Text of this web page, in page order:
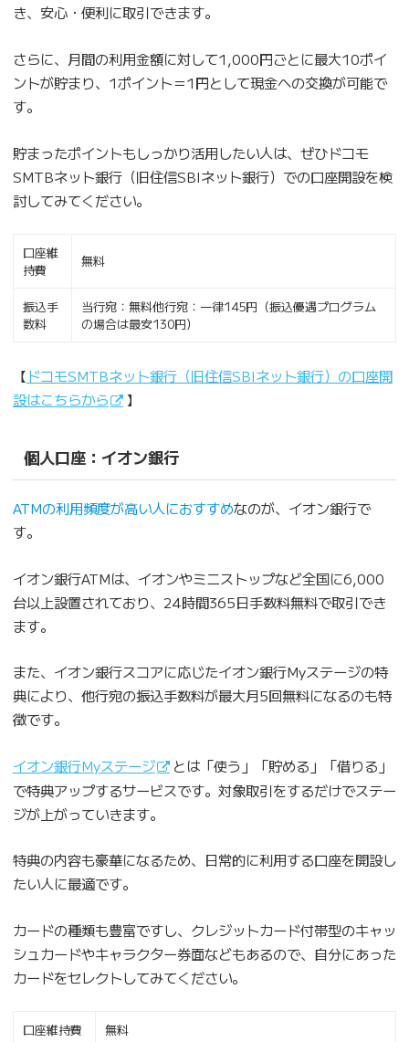
き、安心・便利に取引できます。
さらに、月間の利用金額に対して1,000円ごとに最大10ポイ
ントが貯まり、1ポイント＝1円として現金への交換が可能で
す。
貯まったポイントもしっかり活用したい人は、ぜひドコモ
SMTBネット銀行（旧住信SBIネット銀行）での口座開設を検
討してみてください。
口座維
持費
無料
振込手
数料
当行宛：無料他行宛：一律145円（振込優遇プログラム
の場合は最安130円）
【ドコモSMTBネット銀行（旧住信SBIネット銀行）の口座開
設はこちらから
】
個人口座：イオン銀行
ATMの利用頻度が高い人におすすめなのが、イオン銀行で
す。
イオン銀行ATMは、イオンやミニストップなど全国に6,000
台以上設置されており、24時間365日手数料無料で取引でき
ます。
また、イオン銀行スコアに応じたイオン銀行Myステージの特
典により、他行宛の振込手数料が最大月5回無料になるのも特
徴です。
イオン銀行Myステージ
とは「使う」「貯める」「借りる」
で特典アップするサービスです。対象取引をするだけでステー
ジが上がっていきます。
特典の内容も豪華になるため、日常的に利用する口座を開設し
たい人に最適です。
カードの種類も豊富ですし、クレジットカード付帯型のキャッ
シュカードやキャラクター券面などもあるので、自分にあった
カードをセレクトしてみてください。
口座維持費 無料